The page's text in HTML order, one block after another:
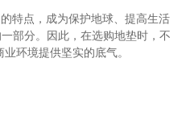
点，成为保护地球、提高生活
部分。因此，在选购地垫时，不
环境提供坚实的底气。